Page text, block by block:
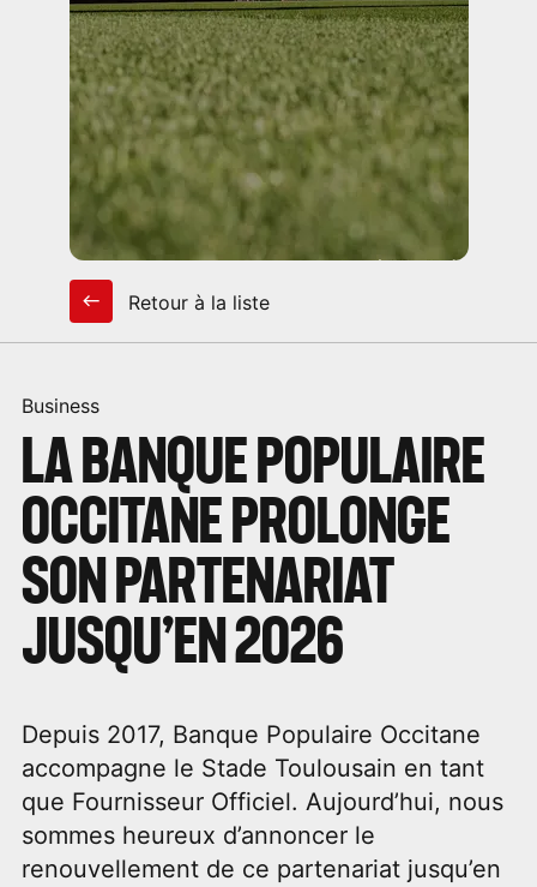
Business
LA BANQUE POPULAIRE
OCCITANE PROLONGE
SON PARTENARIAT
JUSQU’EN 2026
Retour à la liste
Depuis 2017, Banque Populaire Occitane
accompagne le Stade Toulousain en tant
que Fournisseur Officiel. Aujourd’hui, nous
sommes heureux d’annoncer le
renouvellement de ce partenariat jusqu’en